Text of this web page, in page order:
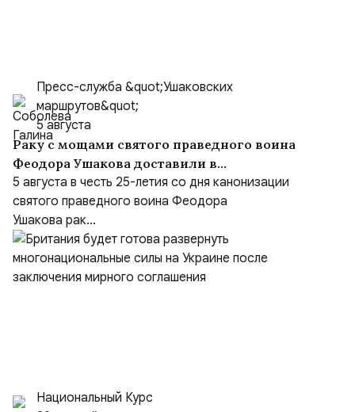
Пресс-служба &quot;Ушаковских
маршрутов&quot;
5 августа
Раку с мощами святого праведного воина
Феодора Ушакова доставили в
Кафедральный собор праведного Феодора
Ушакова в Саранске
5 августа в честь 25-летия со дня канонизации
святого праведного воина Феодора
Ушакова рак...
Национальный Курс